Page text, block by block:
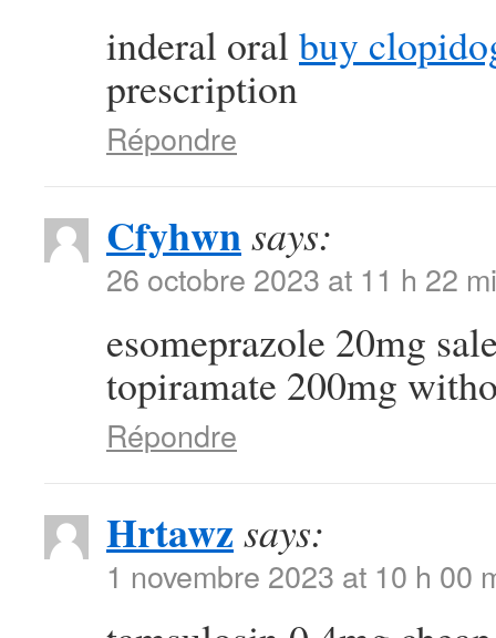
inderal oralbuy
prescription
Répondre
Cfyhwnsays:
26 octobre 2023 at 11 h 22
esomeprazole 20mg
topiramate 200mg
Répondre
Hrtawz says:
1 novembre 2023 at 10 h 00